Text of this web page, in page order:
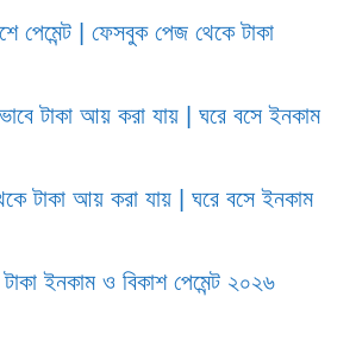
পেমেন্ট | ফেসবুক পেজ থেকে টাকা
টাকা আয় করা যায় | ঘরে বসে ইনকাম
টাকা আয় করা যায় | ঘরে বসে ইনকাম
ইনকাম ও বিকাশ পেমেন্ট ২০২৬